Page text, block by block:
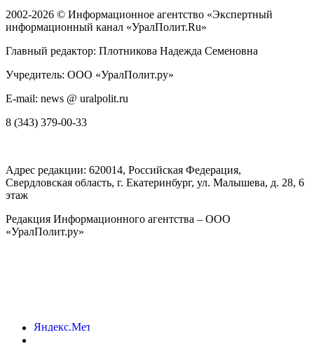
2002-2026 © Информационное агентство «Экспертный
информационный канал «УралПолит.Ru»
Главный редактор: Плотникова Надежда Семеновна
Учредитель: ООО «УралПолит.ру»
E-mail: news @ uralpolit.ru
8 (343) 379-00-33
Адрес редакции: 620014, Российская Федерация,
Свердловская область, г. Екатеринбург, ул. Малышева, д. 28, 6
этаж
Редакция Информационного агентства – ООО
«УралПолит.ру»